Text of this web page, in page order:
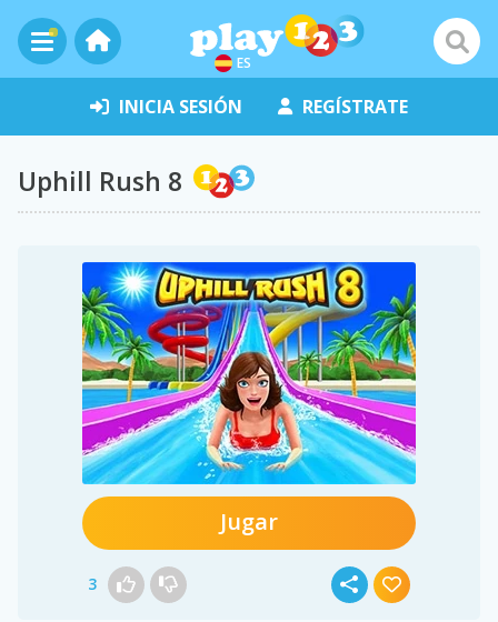
ES
INICIA SESIÓN REGÍSTRATE
Uphill Rush 8
Jugar
3